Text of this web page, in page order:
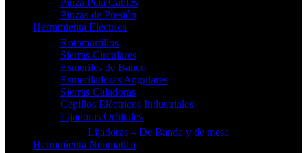
Pinza Pela Cables
Pinzas de Presión
Herramienta Eléctrica
Rotomartillos
Sierras Circulares
Esmeriles de Banco
Esmeriladoras Angulares
Sierras Caladoras
Cepillos Eléctricos Industriales
Lijadoras Orbitales
Lijadoras – De Banda y de mesa
Herramienta Neumatica